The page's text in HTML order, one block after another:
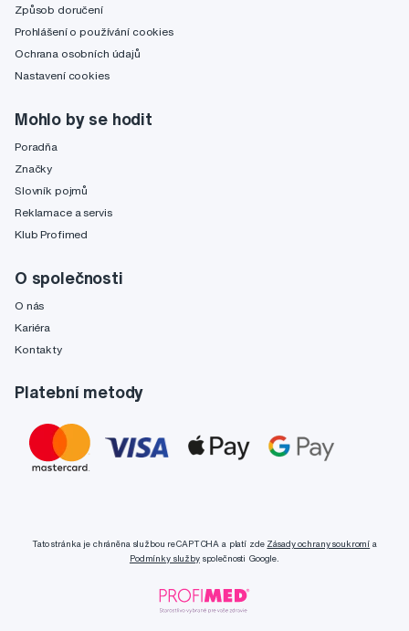
Způsob doručení
Prohlášení o používání cookies
Ochrana osobních údajů
Nastavení cookies
Mohlo by se hodit
Poradňa
Značky
Slovník pojmů
Reklamace a servis
Klub Profimed
O společnosti
O nás
Kariéra
Kontakty
Platební metody
Tato stránka je chráněna službou reCAPTCHA a platí zde Zásady ochrany soukromí a
Podmínky službyspolečnosti Google.